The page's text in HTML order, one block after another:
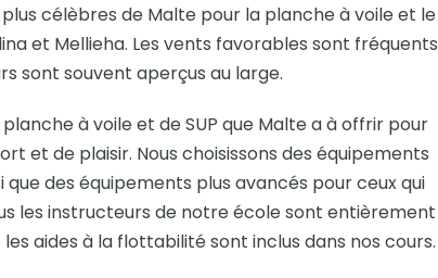
célèbres de Malte pour la planche à voile et le
et Mellieha. Les vents favorables sont fréquents
sont souvent aperçus au large.
à voile et de SUP que Malte a à offrir pour
et de plaisir. Nous choisissons des équipements
des équipements plus avancés pour ceux qui
les instructeurs de notre école sont entièrement
aides à la flottabilité sont inclus dans nos cours.